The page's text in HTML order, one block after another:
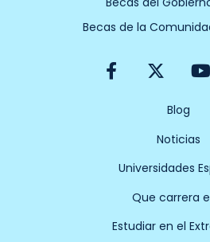
Becas de la
F
a
o
f
X
-
w
i
t
t
r
Y
o
u
b
e
Blog
Noticias
Universidades
Que carrera
Estudiar en el